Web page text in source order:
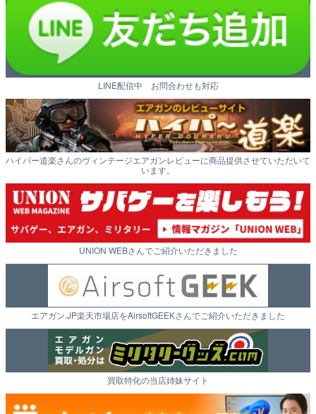
LINE配信中 お問合わせも対応
ハイパー道楽さんのヴィンテージエアガンレビューに商品提供させていただいて
います。
UNION WEBさんでご紹介いただきました
エアガン.JP楽天市場店をAirsoftGEEKさんでご紹介いただきました
買取特化の当店姉妹サイト